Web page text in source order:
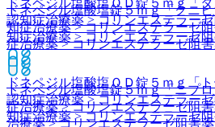
認知症治療薬 > コリンエステラー
知症治療薬 > コリンエステラーゼ
ドネペジル塩酸塩ＯＤ錠５ｍｇ「ト
認知症治療薬 > コリンエステラー
知症治療薬 > コリンエステラーゼ
ドネペジル塩酸塩錠５ｍｇ「クニ
知症治療薬 > コリンエステラーゼ
症治療薬 > コリンエステラーゼ阻
ドネペジル塩酸塩錠５ｍｇ「ニプ
症治療薬 > コリンエステラーゼ阻
治療薬 > コリンエステラーゼ阻害薬